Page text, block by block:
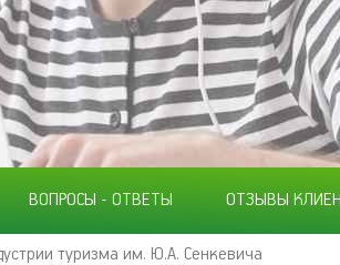
ВОПРОСЫ - ОТВЕТЫ ОТЗЫВЫ
туризма им. Ю.А. Сенкевича